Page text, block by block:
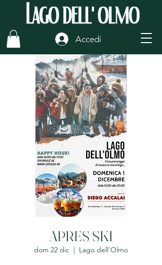
Accedi
APRES SKI
dom 22 dic
  |
Lago dell'Olmo